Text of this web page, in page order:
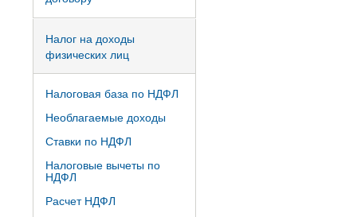
Налог на доходы
физических лиц
Налоговая база по НДФЛ
Необлагаемые доходы
Ставки по НДФЛ
Налоговые вычеты по
НДФЛ
Расчет НДФЛ